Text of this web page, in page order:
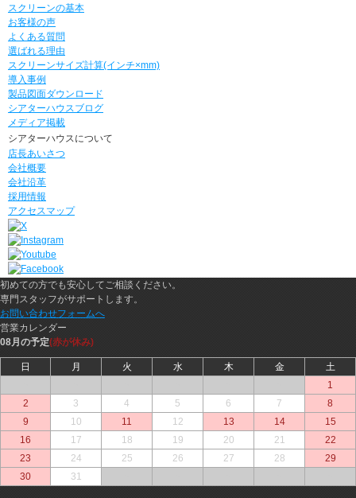
スクリーンの基本
お客様の声
よくある質問
選ばれる理由
スクリーンサイズ計算(インチ×mm)
導入事例
製品図面ダウンロード
シアターハウスブログ
メディア掲載
シアターハウスについて
店長あいさつ
会社概要
会社沿革
採用情報
アクセスマップ
初めての方でも安心してご相談ください。
専門スタッフがサポートします。
お問い合わせフォームへ
営業カレンダー
08月の予定(赤が休み)
日 月 火 水 木 金
土
1
2
3 4 5 6 7
8
9
10 11 12 13 14
15
16
17 18 19 20 21
22
23
24 25 26 27 28
29
30
31